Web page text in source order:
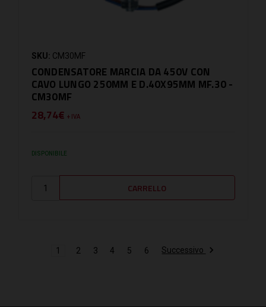
SKU: CM30MF
CONDENSATORE MARCIA DA 450V CON
CAVO LUNGO 250MM E D.40X95MM MF.30 -
CM30MF
28,74€ + IVA
DISPONIBILE
1 2 3 4 5 6 Successivo